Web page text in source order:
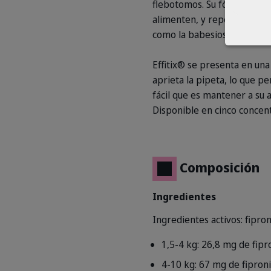
flebotomos. Su fórmula de
alimenten, y repele
como la babesiosis o la
Effitix® se presenta en
aprieta la pipeta, lo que
fácil que es mantener a su
Disponible en cinco
Composición
Ingredientes
Ingredientes activos:
1,5-4 kg: 26,8 mg de
4-10 kg: 67 mg de